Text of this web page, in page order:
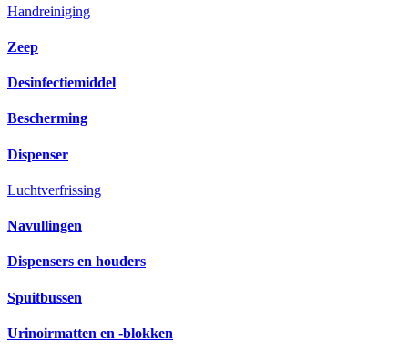
Handreiniging
Zeep
Desinfectiemiddel
Bescherming
Dispenser
Luchtverfrissing
Navullingen
Dispensers en houders
Spuitbussen
Urinoirmatten en -blokken